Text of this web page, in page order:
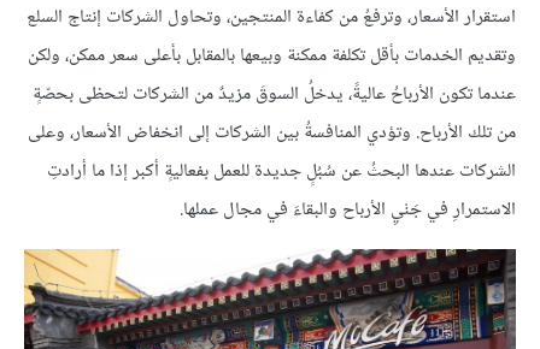
استقرار الأسعار، وترفعُ من كفاءة المنتجين، وتحاول الشركات إنتاج السلع
وتقديم الخدمات بأقل تكلفة ممكنة وبيعها بالمقابل بأعلى سعر ممكن، ولكن
عندما تكون الأرباحُ عاليةً، يدخلُ السوقَ مزيدٌ من الشركات لتحظى بحصّةٍ
من تلك الأرباح. وتؤدي المنافسةُ بين الشركات إلى انخفاض الأسعار، وعلى
الشركات عندها البحثُ عن سُبُلٍ جديدة للعمل بفعاليةٍ أكبر إذا ما أرادتِ
الاستمرارِ في جَنْيِ الأرباح والبقاءَ في مجال عملها.